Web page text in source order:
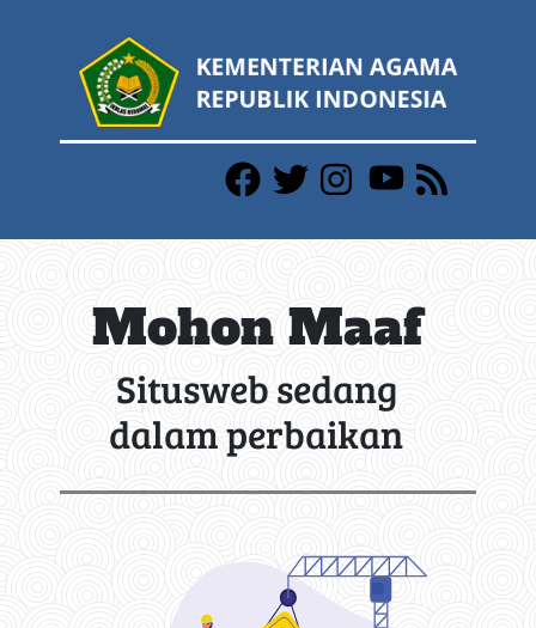
Mohon Maaf
Situsweb sedang
dalam perbaikan